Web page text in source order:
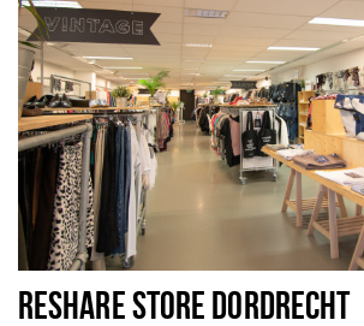
RESHARE STORE DORDRECHT